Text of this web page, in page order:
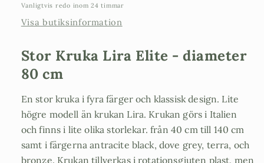
Vanligtvis redo inom 24 timmar
Visa butiksinformation
Stor Kruka Lira Elite - diameter
80 cm
En stor kruka i fyra färger och klassisk design. Lite
högre modell än krukan Lira. Krukan görs i Italien
och finns i lite olika storlekar. från 40 cm till 140 cm
samt i färgerna antracite black, dove grey, terra, och
bronze. Krukan tillverkas i rotationsgjuten plast, men